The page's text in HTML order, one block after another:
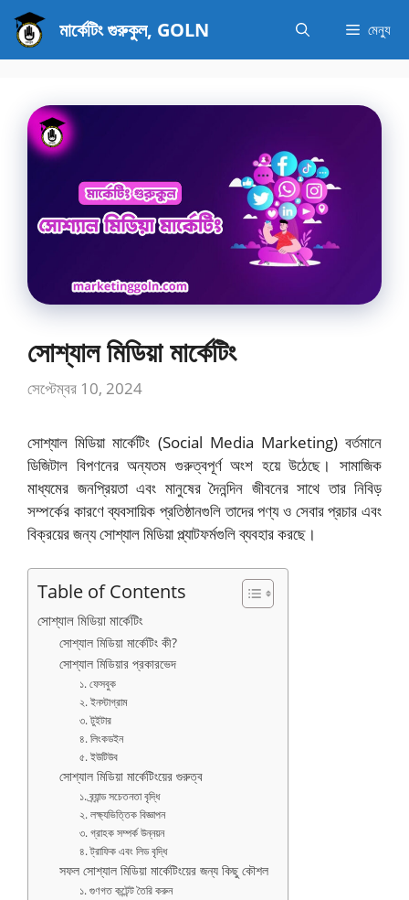
এড়িেয়
লেখায়
যান
মার্কেটিং গুরুকুল, GOLN মেন্যু
সোশ্যাল মিডিয়া মার্কেটিং
সেপ্টেম্বর 10, 2024
সোশ্যাল মিডিয়া মার্কেটিং (Social Media Marketing) বর্তমানে
ডিজিটাল বিপণনের অন্যতম গুরুত্বপূর্ণ অংশ হয়ে উঠেছে। সামাজিক
মাধ্যমের জনপ্রিয়তা এবং মানুষের দৈনন্দিন জীবনের সাথে তার নিবিড়
সম্পর্কের কারণে ব্যবসায়িক প্রতিষ্ঠানগুলি তাদের পণ্য ও সেবার প্রচার এবং
বিক্রয়ের জন্য সোশ্যাল মিডিয়া প্ল্যাটফর্মগুলি ব্যবহার করছে।
Table of Contents
সোশ্যাল মিডিয়া মার্কেটিং
সোশ্যাল মিডিয়া মার্কেটিং কী?
সোশ্যাল মিডিয়ার প্রকারভেদ
১. ফেসবুক
২. ইনস্টাগ্রাম
৩. টুইটার
৪. লিংকডইন
৫. ইউটিউব
সোশ্যাল মিডিয়া মার্কেটিংয়ের গুরুত্ব
১. ব্র্যান্ড সচেতনতা বৃদ্ধি
২. লক্ষ্যভিত্তিক বিজ্ঞাপন
৩. গ্রাহক সম্পর্ক উন্নয়ন
৪. ট্রাফিক এবং লিড বৃদ্ধি
সফল সোশ্যাল মিডিয়া মার্কেটিংয়ের জন্য কিছু কৌশল
১. গুণগত কন্টেন্ট তৈরি করুন